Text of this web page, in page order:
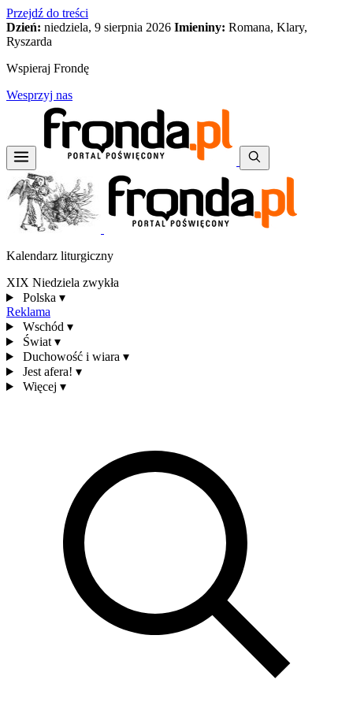
Przejdź do treści
Dzień: niedziela, 9 sierpnia 2026 Imieniny: Romana, Klary,
Ryszarda
Wspieraj Frondę
Wesprzyj nas
Kalendarz liturgiczny
XIX Niedziela zwykła
Polska ▾
Reklama
Wschód ▾
Świat ▾
Duchowość i wiara ▾
Jest afera! ▾
Więcej ▾